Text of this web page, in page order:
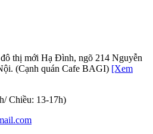
thị mới Hạ Đình, ngõ 214 Nguyễn
(Cạnh quán Cafe BAGI) [Xem
Chiều: 13-17h)